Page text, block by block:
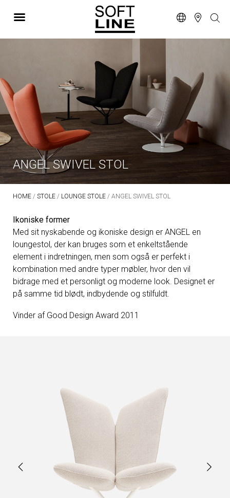
ANGEL SWIVEL STOL
HOME / STOLE / LOUNGE STOLE / ANGEL SWIVEL STOL
Ikoniske former
Med sit nyskabende og ikoniske design er ANGEL en
loungestol, der kan bruges som et enkeltstående
element i indretningen, men som også er perfekt i
kombination med andre typer møbler, hvor den vil
bidrage med et personligt og moderne look. Designet er
på samme tid blødt, indbydende og stilfuldt.
Vinder af Good Design Award 2011